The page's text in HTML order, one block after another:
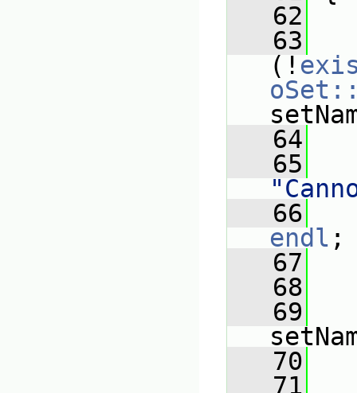
   62
   63
(!
   64
   65
   66
endl ;
   67
   68
   69
   70
   71